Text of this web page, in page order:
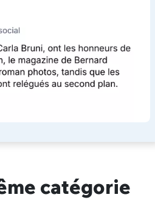
catégorie